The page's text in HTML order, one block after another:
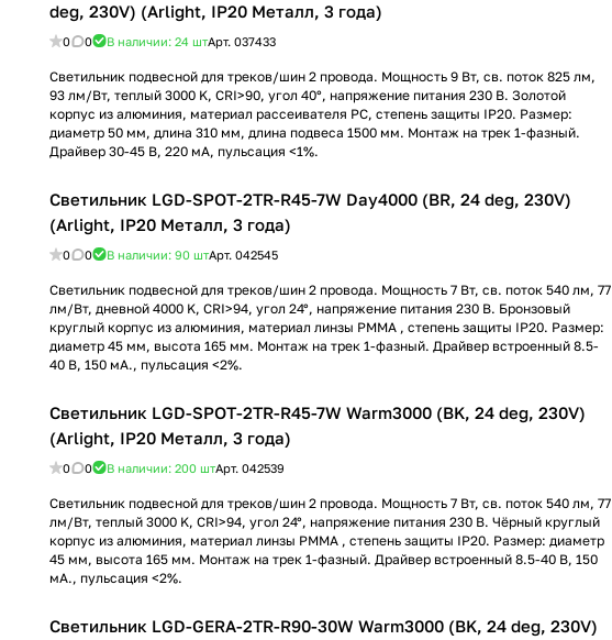
deg, 230V) (Arlight, IP20 Металл, 3 года)
0 0 В наличии: 24 штАрт. 037433
Светильник подвесной для треков/шин 2 провода. Мощность 9 Вт, св. поток 825 лм,
93 лм/Вт, теплый 3000 K, CRI>90, угол 40°, напряжение питания 230 В. Золотой
корпус из алюминия, материал рассеивателя PC, степень защиты IP20. Размер:
диаметр 50 мм, длина 310 мм, длина подвеса 1500 мм. Монтаж на трек 1-фазный.
Драйвер 30-45 В, 220 мА, пульсация <1%.
Светильник LGD-SPOT-2TR-R45-7W Day4000 (BR, 24 deg, 230V)
(Arlight, IP20 Металл, 3 года)
0 0 В наличии: 90 штАрт. 042545
Светильник подвесной для треков/шин 2 провода. Мощность 7 Вт, св. поток 540 лм, 77
лм/Вт, дневной 4000 K, CRI>94, угол 24°, напряжение питания 230 В. Бронзовый
круглый корпус из алюминия, материал линзы PMMA , степень защиты IP20. Размер:
диаметр 45 мм, высота 165 мм. Монтаж на трек 1-фазный. Драйвер встроенный 8.5-
40 В, 150 мА., пульсация <2%.
Светильник LGD-SPOT-2TR-R45-7W Warm3000 (BK, 24 deg, 230V)
(Arlight, IP20 Металл, 3 года)
0 0 В наличии: 200 штАрт. 042539
Светильник подвесной для треков/шин 2 провода. Мощность 7 Вт, св. поток 540 лм, 77
лм/Вт, теплый 3000 K, CRI>94, угол 24°, напряжение питания 230 В. Чёрный круглый
корпус из алюминия, материал линзы PMMA , степень защиты IP20. Размер: диаметр
45 мм, высота 165 мм. Монтаж на трек 1-фазный. Драйвер встроенный 8.5-40 В, 150
мА., пульсация <2%.
Светильник LGD-GERA-2TR-R90-30W Warm3000 (BK, 24 deg, 230V)